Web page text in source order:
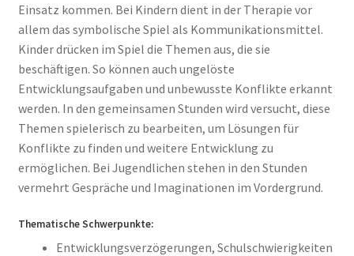
Einsatz kommen. Bei Kindern dient in der Therapie vor
allem das symbolische Spiel als Kommunikationsmittel.
Kinder drücken im Spiel die Themen aus, die sie
beschäftigen. So können auch ungelöste
Entwicklungsaufgaben und unbewusste Konflikte erkannt
werden. In den gemeinsamen Stunden wird versucht, diese
Themen spielerisch zu bearbeiten, um Lösungen für
Konflikte zu finden und weitere Entwicklung zu
ermöglichen. Bei Jugendlichen stehen in den Stunden
vermehrt Gespräche und Imaginationen im Vordergrund.
Thematische Schwerpunkte:
Entwicklungsverzögerungen, Schulschwierigkeiten